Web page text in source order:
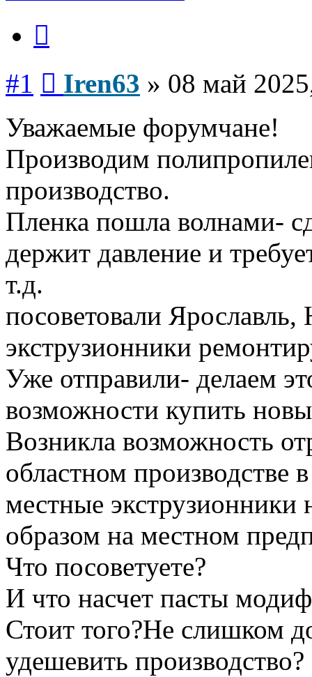
#1 Iren63 » 08 май
Уважаемые форумчане!
Производим
производство.
Пленка пошла волнами-
держит давление и
т.д.
посоветовали
экструзионники
Уже отправили- делаем
возможности купить
Возникла возможность
областном производстве
местные
образом на местном
Что посоветуете?
И что насчет пасты
Стоит того?Не слишком
удешевить производство?